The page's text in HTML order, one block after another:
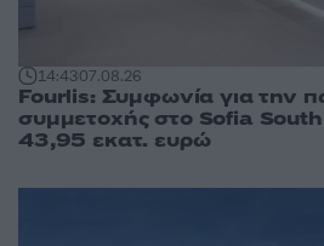
14:4307.08.26
Fourlis: Συμφωνία για την
συμμετοχής στο Sofia
43,95 εκατ. ευρώ